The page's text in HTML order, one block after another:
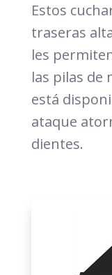
Estos
traseras
les
las pilas de
está
ataque
dientes.